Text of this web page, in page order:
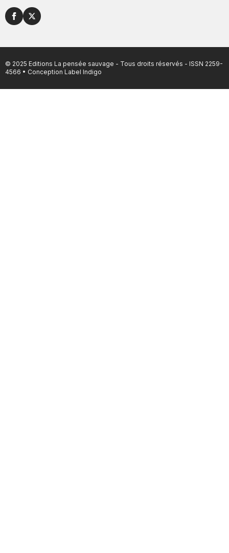
© 2025 Editions La pensée sauvage - Tous droits réservés - ISSN 2259-
4566 • Conception Label Indigo